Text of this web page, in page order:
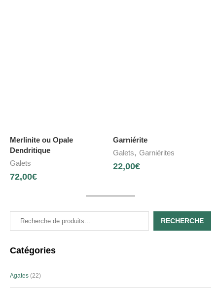
Merlinite ou Opale
Dendritique
Galets
72,00€
Garniérite
Galets, Garniérites
22,00€
RECHERCHE
Catégories
Agates 22